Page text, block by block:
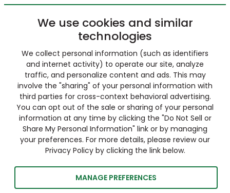
We use cookies and similar
technologies
We collect personal information (such as identifiers
and internet activity) to operate our site, analyze
traffic, and personalize content and ads. This may
involve the "sharing" of your personal information with
third parties for cross-context behavioral advertising.
You can opt out of the sale or sharing of your personal
information at any time by clicking the "Do Not Sell or
Share My Personal Information" link or by managing
your preferences. For more details, please review our
Privacy Policy by clicking the link below.
MANAGE PREFERENCES